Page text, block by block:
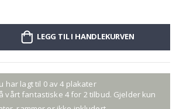
LEGG TIL I HANDLEKURVEN
har lagt til 0 av 4 plakater
vårt fantastiske 4 for 2 tilbud. Gjelder kun